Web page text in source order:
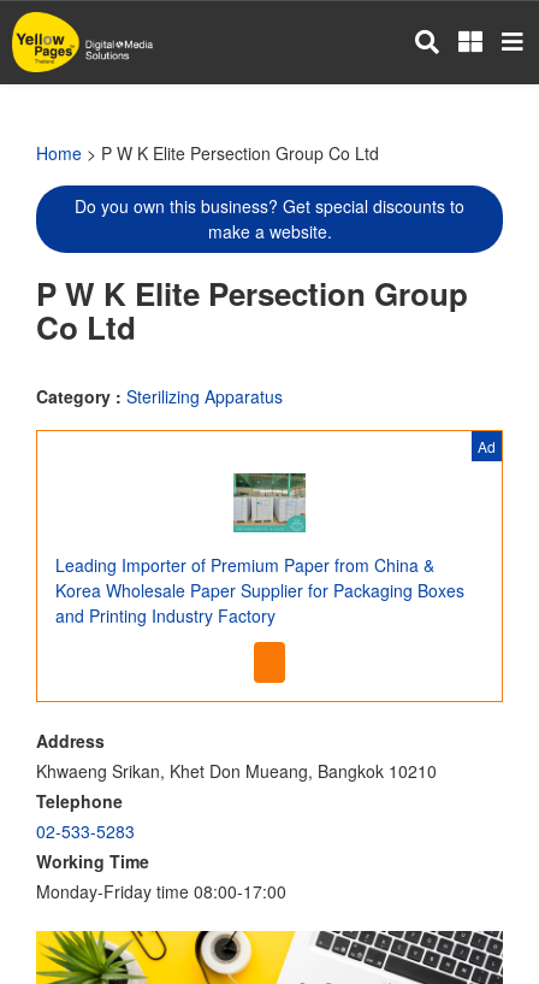
Skip
to
main
Home > P W K Elite Persection Group Co Ltd
Do you own this business? Get special discounts to
make a website.
P W K Elite Persection Group
Co Ltd
Category : Sterilizing Apparatus
Ad
Leading Importer of Premium Paper from China &
Korea Wholesale Paper Supplier for Packaging Boxes
and Printing Industry Factory
Address
Khwaeng Srikan, Khet Don Mueang, Bangkok 10210
Telephone
02-533-5283
Working Time
Monday-Friday time 08:00-17:00